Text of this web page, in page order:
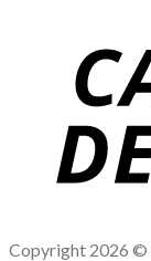
Copyright 2026 ©